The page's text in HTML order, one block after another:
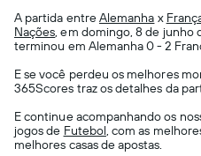
A partida entreAlemanha x
Nações , em domingo, 8 de
terminou em Alemanha 0 - 2
E se você perdeu os melhores
365Scores traz os detalhes da
E continue acompanhando os
jogos de Futebol , com as
melhores casas de apostas.